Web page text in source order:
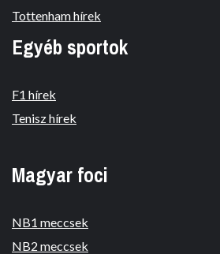
Tottenham hírek
Egyéb sportok
F1 hírek
Tenisz hírek
Magyar foci
NB1 meccsek
NB2 meccsek